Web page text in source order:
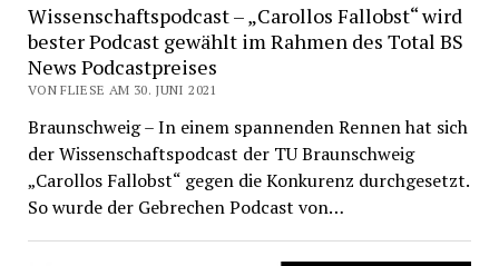
Wissenschaftspodcast – „Carollos Fallobst“ wird
bester Podcast gewählt im Rahmen des Total BS
News Podcastpreises
VON FLIESE AM 30. JUNI 2021
Braunschweig – In einem spannenden Rennen hat sich
der Wissenschaftspodcast der TU Braunschweig
„Carollos Fallobst“ gegen die Konkurenz durchgesetzt.
So wurde der Gebrechen Podcast von…